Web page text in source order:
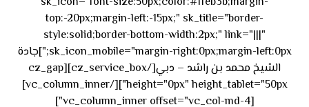
top:-20px;margin-left:-15px;" sk_title="border-
style:solid;border-bottom-width:2px;" link="|||"
sk_icon_mobile="margin-right:0px;margin-left:0px;"]جادة
الشيخ محمد بن راشد – دبي[/cz_service_box][cz_gap
height="0px" height_tablet="50px"][/vc_column_inner]
[vc_column_inner offset="vc_col-md-4"]